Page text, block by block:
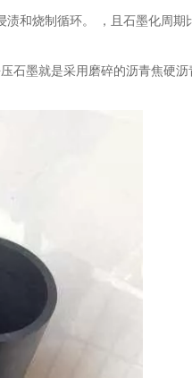
和烧制循环。 ，且石墨化周期
墨就是采用磨碎的沥青焦硬沥